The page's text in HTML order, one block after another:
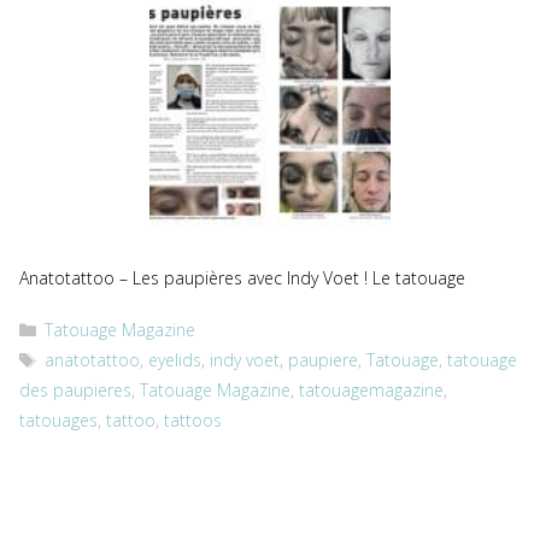
Anatotattoo – Les paupières avec Indy Voet ! Le tatouage
Catégories
Tatouage Magazine
Étiquettes
anatotattoo, eyelids, indy voet, paupiere,Tatouage,tatouage
des paupieres, Tatouage Magazine, tatouagemagazine,
tatouages, tattoo, tattoos